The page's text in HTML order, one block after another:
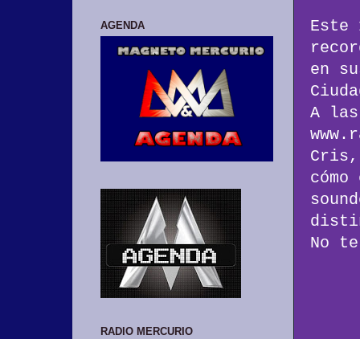
Este
en
A las
Cris,
No
AGENDA
RADIO MERCURIO